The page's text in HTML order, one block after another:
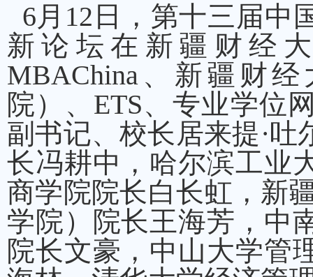
6月12日，第十三届中
新论坛在新疆财经
MBAChina、新疆财
院）、ETS、专业学位
副书记、校长居来提·
长冯耕中，哈尔滨工业
商学院院长白长虹，新
学院）院长王海芳，中
院长文豪，中山大学管